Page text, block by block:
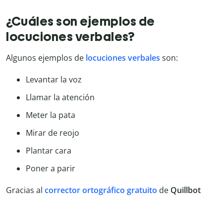
¿Cuáles son ejemplos de
locuciones verbales?
Algunos ejemplos de locuciones verbales son:
Levantar la voz
Llamar la atención
Meter la pata
Mirar de reojo
Plantar cara
Poner a parir
Gracias al corrector ortográfico gratuito de Quillbot